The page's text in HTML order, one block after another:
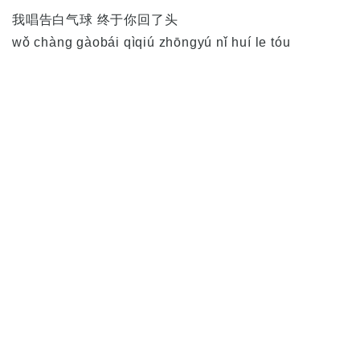
我唱告白气球 终于你回了头
wǒ chàng gàobái qìqiú zhōngyú nǐ huí le tóu